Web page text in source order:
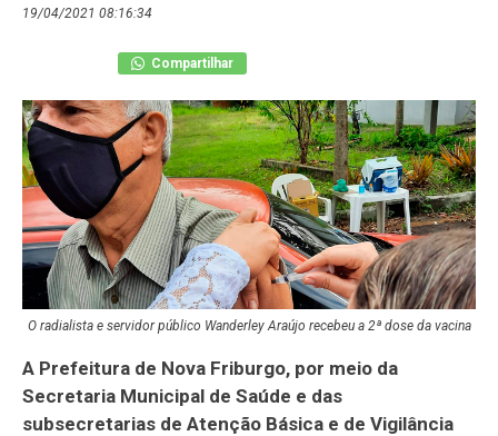
19/04/2021 08:16:34
Compartilhar
O radialista e servidor público Wanderley Araújo recebeu a 2ª dose da vacina
A Prefeitura de Nova Friburgo, por meio da
Secretaria Municipal de Saúde e das
subsecretarias de Atenção Básica e de Vigilância